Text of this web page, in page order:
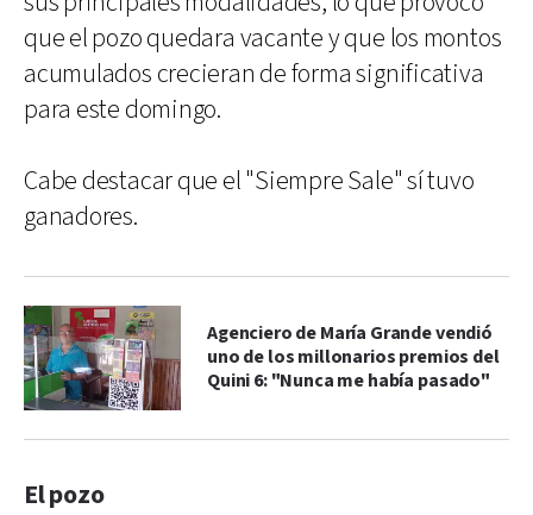
que el pozo quedara vacante y que los montos
acumulados crecieran de forma significativa
para este domingo.
Cabe destacar que el "Siempre Sale" sí tuvo
ganadores.
Agenciero de María Grande vendió
uno de los millonarios premios del
Quini 6: "Nunca me había pasado"
El pozo